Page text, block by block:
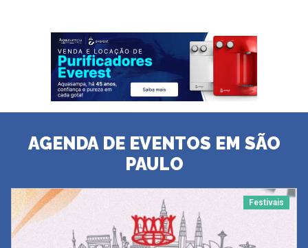
AGENDA DE EVENTOS EM SÃO
PAULO
Festivais